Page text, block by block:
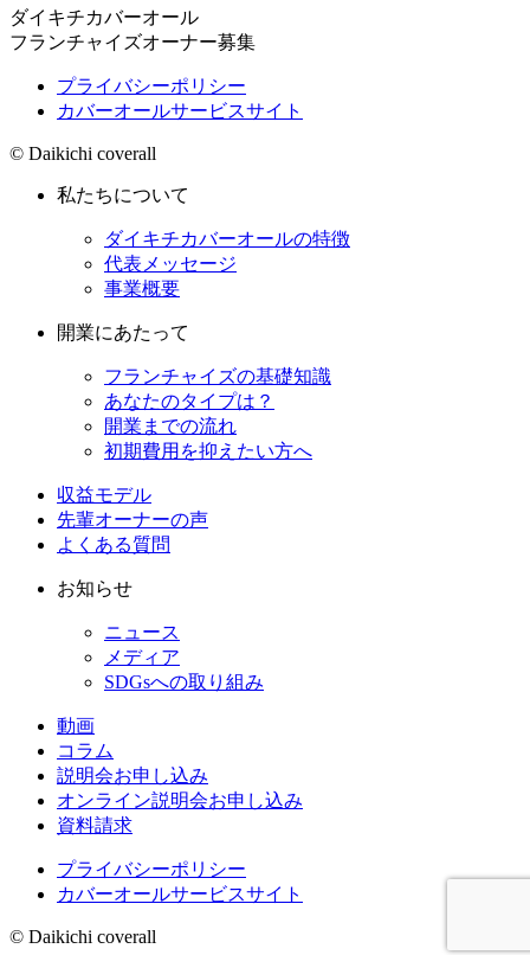
ダイキチカバーオール
フランチャイズオーナー募集
プライバシーポリシー
カバーオールサービスサイト
© Daikichi coverall
私たちについて
ダイキチカバーオールの特徴
代表メッセージ
事業概要
開業にあたって
フランチャイズの基礎知識
あなたのタイプは？
開業までの流れ
初期費用を抑えたい方へ
収益モデル
先輩オーナーの声
よくある質問
お知らせ
ニュース
メディア
SDGsへの取り組み
動画
コラム
説明会お申し込み
オンライン説明会お申し込み
資料請求
プライバシーポリシー
カバーオールサービスサイト
© Daikichi coverall